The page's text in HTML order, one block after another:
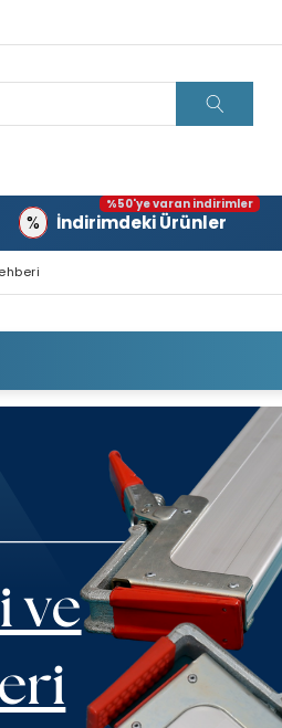
% İndirimdeki Ürünler
%50'ye varan indirimler
KULLANIM REHBERI